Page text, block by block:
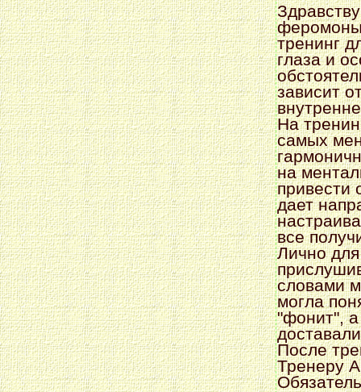
феромоны
тренинг
глаза и
зависит
На
самых
на
привести
дает
все
Лично
словами
могла
"фонит",
После
Тренеру